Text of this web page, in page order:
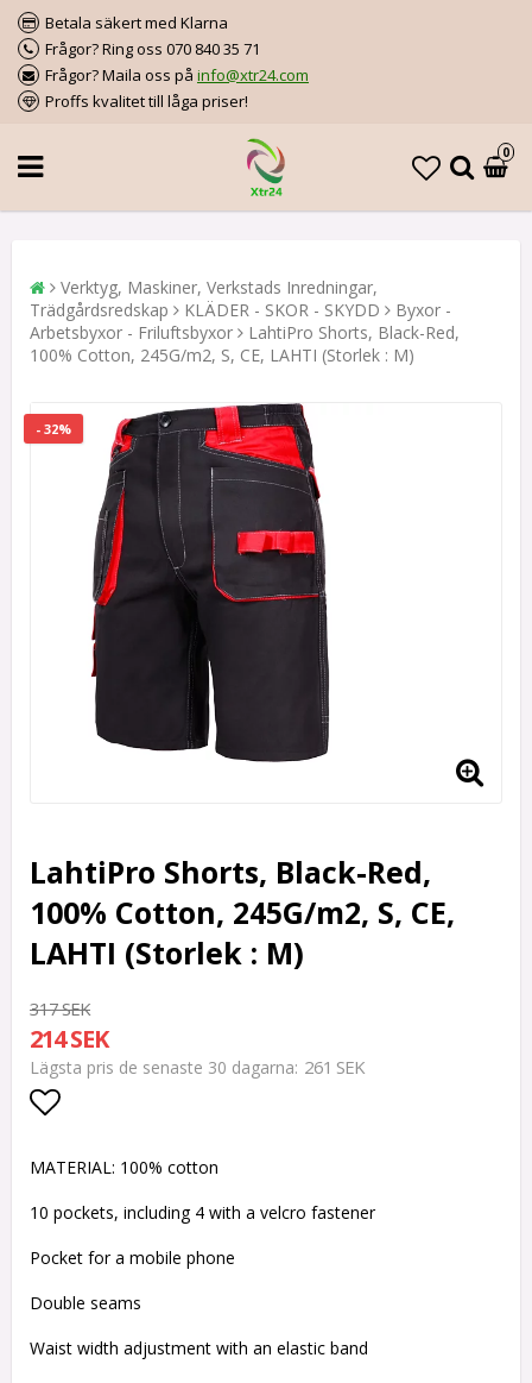
Betala säkert med Klarna
Frågor? Ring oss 070 840 35 71
Frågor? Maila oss på info@xtr24.com
Proffs kvalitet till låga priser!
0
Verktyg, Maskiner, Verkstads Inredningar,
Trädgårdsredskap
KLÄDER - SKOR - SKYDD
Byxor -
Arbetsbyxor - Friluftsbyxor
LahtiPro Shorts, Black-Red,
100% Cotton, 245G/m2, S, CE, LAHTI (Storlek : M)
- 32%
LahtiPro Shorts, Black-Red,
100% Cotton, 245G/m2, S, CE,
LAHTI (Storlek : M)
317 SEK
214 SEK
Lägsta pris de senaste 30 dagarna 261 SEK
MATERIAL: 100% cotton
10 pockets, including 4 with a velcro fastener
Pocket for a mobile phone
Double seams
Waist width adjustment with an elastic band